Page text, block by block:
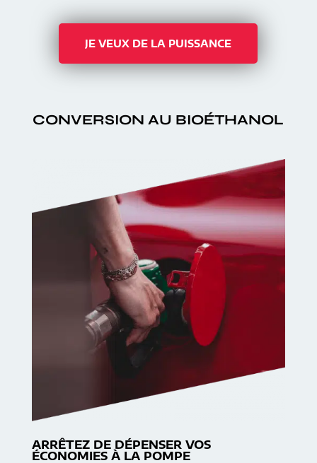
JE VEUX DE LA PUISSANCE
CONVERSION AU BIOÉTHANOL
ARRÊTEZ DE DÉPENSER VOS
ÉCONOMIES À LA POMPE